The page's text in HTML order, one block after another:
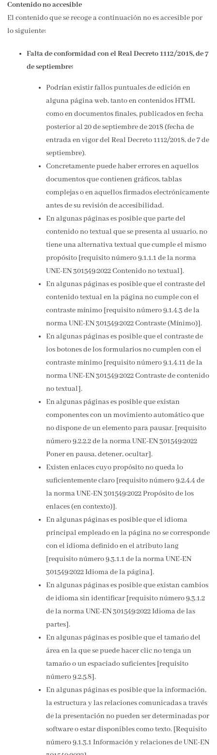
Contenido no accesible
El contenido que se recoge a continuación no es accesible por
lo siguiente:
Falta de conformidad con el Real Decreto 1112/2018, de 7
de septiembre:
Podrían existir fallos puntuales de edición en
alguna página web, tanto en contenidos HTML
como en documentos finales, publicados en fecha
posterior al 20 de septiembre de 2018 (fecha de
entrada en vigor del Real Decreto 1112/2018, de 7 de
septiembre).
Concretamente puede haber errores en aquellos
documentos que contienen gráficos, tablas
complejas o en aquellos firmados electrónicamente
antes de su revisión de accesibilidad.
En algunas páginas es posible que parte del
contenido no textual que se presenta al usuario, no
tiene una alternativa textual que cumple el mismo
propósito [requisito número 9.1.1.1 de la norma
UNE-EN 301549:2022 Contenido no textual].
En algunas páginas es posible que el contraste del
contenido textual en la página no cumple con el
contraste mínimo [requisito número 9.1.4.3 de la
norma UNE-EN 301549:2022 Contraste (Mínimo)].
En algunas páginas es posible que el contraste de
los botones de los formularios no cumplen con el
contraste mínimo [requisito número 9.1.4.11 de la
norma UNE-EN 301549:2022 Contraste de contenido
no textual].
En algunas páginas es posible que existan
componentes con un movimiento automático que
no dispone de un elemento para pausar. [requisito
número 9.2.2.2 de la norma UNE-EN 301549:2022
Poner en pausa, detener, ocultar].
Existen enlaces cuyo propósito no queda lo
suficientemente claro [requisito número 9.2.4.4 de
la norma UNE-EN 301549:2022 Propósito de los
enlaces (en contexto)].
En algunas páginas es posible que el idioma
principal empleado en la página no se corresponde
con el idioma definido en el atributo lang
[requisito número 9.3.1.1 de la norma UNE-EN
301549:2022 Idioma de la página].
En algunas páginas es posible que existan cambios
de idioma sin identificar [requisito número 9.3.1.2
de la norma UNE-EN 301549:2022 Idioma de las
partes].
En algunas páginas es posible que el tamaño del
área en la que se puede hacer clic no tenga un
tamaño o un espaciado suficientes [requisito
número 9.2.5.8].
En algunas páginas es posible que la información,
la estructura y las relaciones comunicadas a través
de la presentación no pueden ser determinadas por
software o estar disponibles como texto. [Requisito
número 9.1.3.1 Información y relaciones de UNE-EN